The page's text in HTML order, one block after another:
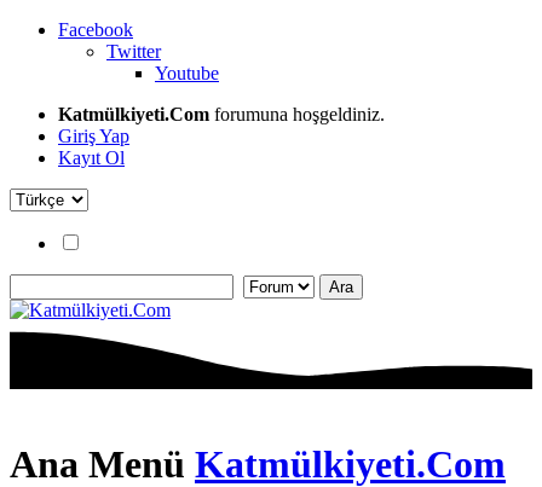
Facebook
Twitter
Youtube
Katmülkiyeti.Com forumuna hoşgeldiniz.
Giriş Yap
Kayıt Ol
Ana Menü Katmülkiyeti.Com